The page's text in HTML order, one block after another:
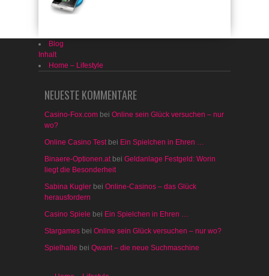
Blog
Inhalt
Home – Lifestyle
NEUESTE KOMMENTARE
Casino-Fox.com bei Online sein Glück versuchen – nur
wo?
Online Casino Testbei Ein Spielchen in Ehren …
Binaere-Optionen.atbei Geldanlage Festgeld: Worin
liegt die Besonderheit
Sabina Kugler bei Online-Casinos – das Glück
herausfordern
Casino Spiele bei Ein Spielchen in Ehren …
Stargames bei Online sein Glück versuchen – nur wo?
Spielhalle bei Qwant – die neue Suchmaschine